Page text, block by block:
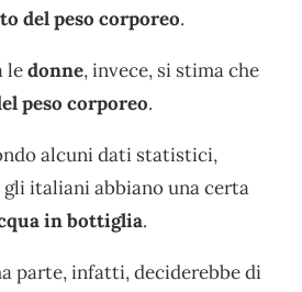
del peso corporeo.
ledonne, invece, si stima che
peso corporeo.
alcuni dati statistici,
italiani abbiano una certa
in bottiglia.
parte, infatti, deciderebbe di